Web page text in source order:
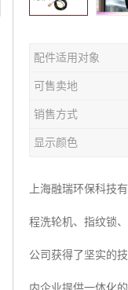
配件适用对象
可售卖地
销售方式
显示颜色
上海融瑞环保科技
程洗轮机、指纹锁
公司获得了坚实的